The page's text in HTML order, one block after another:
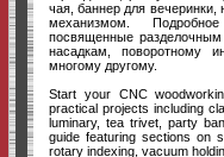
чая, баннер для
механизмом.
посвященные
насадкам, поворотному
многому другому.
Start your CNC
practical projects including
luminary, tea trivet, party
guide featuring sections on
rotary indexing, vacuum